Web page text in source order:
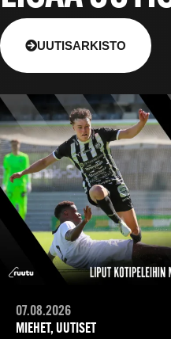
UUTISARKISTO
07.08.2026
MIEHET, UUTISET